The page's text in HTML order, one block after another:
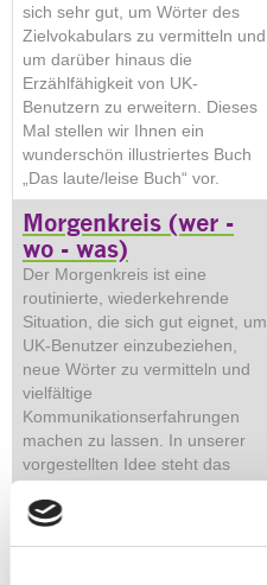
sich sehr gut, um Wörter des
Zielvokabulars zu vermitteln und
um darüber hinaus die
Erzählfähigkeit von UK-
Benutzern zu erweitern. Dieses
Mal stellen wir Ihnen ein
wunderschön illustriertes Buch
„Das laute/leise Buch“ vor.
Morgenkreis (wer -
wo - was)
Der Morgenkreis ist eine
routinierte, wiederkehrende
Situation, die sich gut eignet, um
UK-Benutzer einzubeziehen,
neue Wörter zu vermitteln und
vielfältige
Kommunikationserfahrungen
machen zu lassen. In unserer
vorgestellten Idee steht das
im Vordergrund.
Wunschzettel